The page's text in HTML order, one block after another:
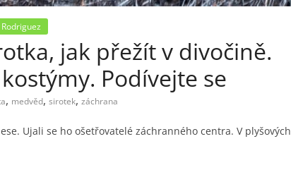
jak přežít v divočině.
Podívejte se
, medvěd, sirotek, záchrana
Ujali se ho ošetřovatelé záchranného centra. V plyšových